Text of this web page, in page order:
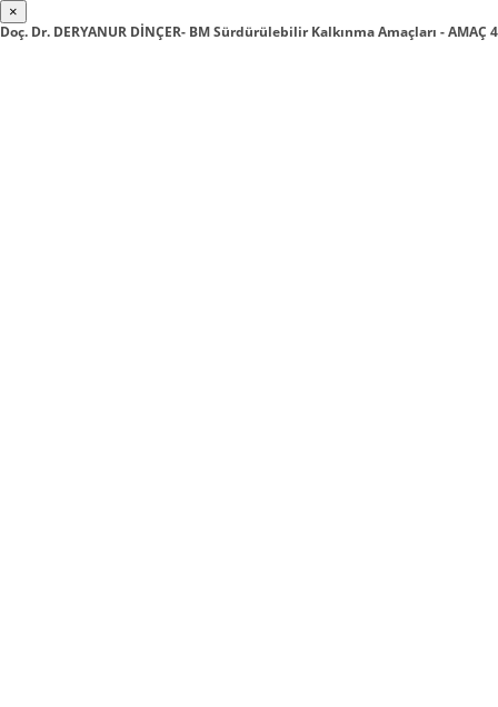
×
Doç. Dr. DERYANUR DİNÇER- BM Sürdürülebilir Kalkınma Amaçları - AMAÇ